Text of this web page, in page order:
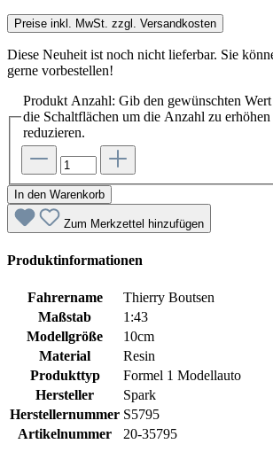
Preise inkl. MwSt. zzgl. Versandkosten
Diese Neuheit ist noch nicht lieferbar. Sie
gerne vorbestellen!
Produkt Anzahl: Gib den gewünschten
die Schaltflächen um die Anzahl zu erhöhen
reduzieren.
In den Warenkorb
Zum Merkzettel hinzufügen
Produktinformationen
Fahrername
Thierry Boutsen
Maßstab
1:43
Modellgröße
10cm
Material
Resin
Produkttyp
Formel 1 Modellauto
Hersteller
Spark
Herstellernummer S5795
Artikelnummer
20-35795